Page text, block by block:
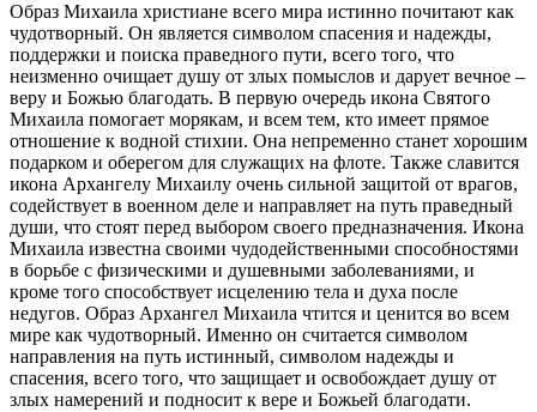
Образ Михаила христиане всего мира истинно почитают как
чудотворный. Он является символом спасения и надежды,
поддержки и поиска праведного пути, всего того, что
неизменно очищает душу от злых помыслов и дарует вечное –
веру и Божью благодать. В первую очередь икона Святого
Михаила помогает морякам, и всем тем, кто имеет прямое
отношение к водной стихии. Она непременно станет хорошим
подарком и оберегом для служащих на флоте. Также славится
икона Архангелу Михаилу очень сильной защитой от врагов,
содействует в военном деле и направляет на путь праведный
души, что стоят перед выбором своего предназначения. Икона
Михаила известна своими чудодейственными способностями
в борьбе с физическими и душевными заболеваниями, и
кроме того способствует исцелению тела и духа после
недугов. Образ Архангел Михаила чтится и ценится во всем
мире как чудотворный. Именно он считается символом
направления на путь истинный, символом надежды и
спасения, всего того, что защищает и освобождает душу от
злых намерений и подносит к вере и Божьей благодати.